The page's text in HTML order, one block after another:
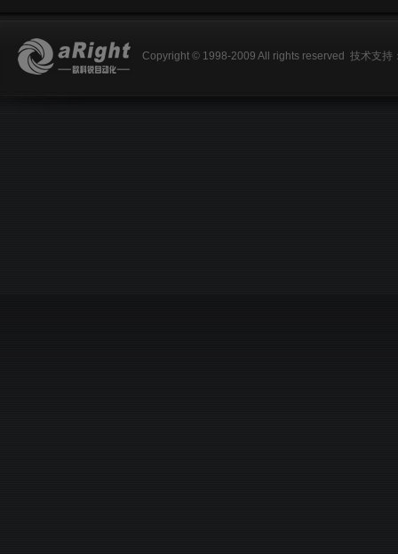
Copyright © 1998-2009 All rights reserved 技术支持